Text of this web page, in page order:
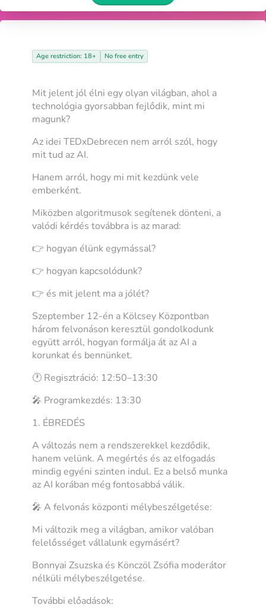
Age restriction: 18+ No free entry
Mit jelent jól élni egy olyan világban, ahol a
technológia gyorsabban fejlődik, mint mi
magunk?
Az idei TEDxDebrecen nem arról szól, hogy
mit tud az AI.
Hanem arról, hogy mi mit kezdünk vele
emberként.
Miközben algoritmusok segítenek dönteni, a
valódi kérdés továbbra is az marad:
👉 hogyan élünk egymással?
👉 hogyan kapcsolódunk?
👉 és mit jelent ma a jólét?
Szeptember 12-én a Kölcsey Központban
három felvonáson keresztül gondolkodunk
együtt arról, hogyan formálja át az AI a
korunkat és bennünket.
🕐 Regisztráció: 12:50–13:30
🎤 Programkezdés: 13:30
1. ÉBREDÉS
A változás nem a rendszerekkel kezdődik,
hanem velünk. A megértés és az elfogadás
mindig egyéni szinten indul. Ez a belső munka
az AI korában még fontosabbá válik.
🎤 A felvonás központi mélybeszélgetése:
Mi változik meg a világban, amikor valóban
felelősséget vállalunk egymásért?
Bonnyai Zsuzska és Könczöl Zsófia moderátor
nélküli mélybeszélgetése.
További előadások: